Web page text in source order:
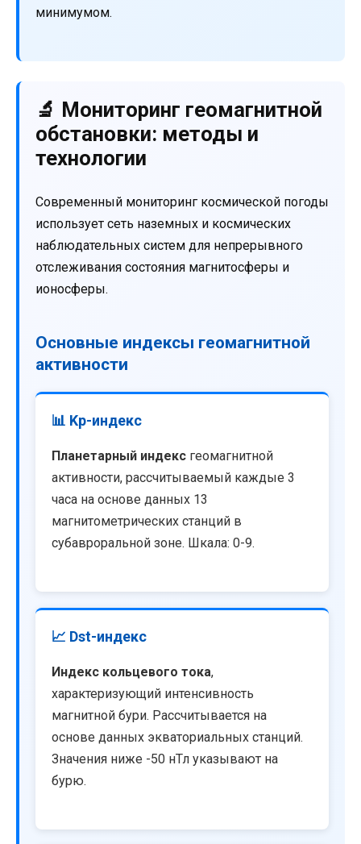
минимумом.
🔬 Мониторинг геомагнитной
обстановки: методы и
технологии
Современный мониторинг космической погоды
использует сеть наземных и космических
наблюдательных систем для непрерывного
отслеживания состояния магнитосферы и
ионосферы.
Основные индексы геомагнитной
активности
📊 Kp-индекс
Планетарный индекс геомагнитной
активности, рассчитываемый каждые 3
часа на основе данных 13
магнитометрических станций в
субавроральной зоне. Шкала: 0-9.
📈 Dst-индекс
Индекс кольцевого тока,
характеризующий интенсивность
магнитной бури. Рассчитывается на
основе данных экваториальных станций.
Значения ниже -50 нТл указывают на
бурю.